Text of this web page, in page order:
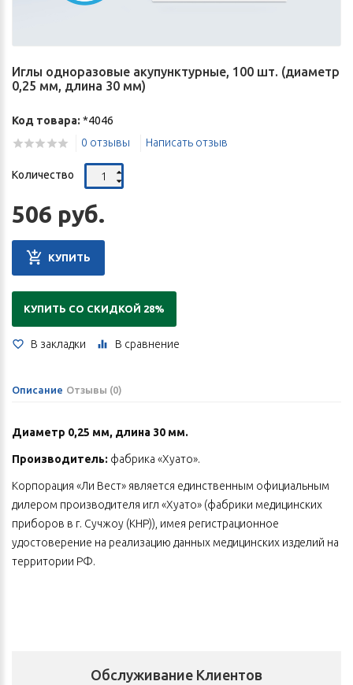
Иглы одноразовые акупунктурные, 100 шт. (диаметр
0,25 мм, длина 30 мм)
Код товара: *4046
0 отзывы
Написать отзыв
Количество
506 руб.
КУПИТЬ
КУПИТЬ СО СКИДКОЙ 28%
В закладки В сравнение
Описание Отзывы (0)
Диаметр 0,25 мм, длина 30 мм.
Производитель: фабрика «Хуато».
Корпорация «Ли Вест» является единственным официальным
дилером производителя игл «Хуато» (фабрики медицинских
приборов в г. Сучжоу (КНР)), имея регистрационное
удостоверение на реализацию данных медицинских изделий на
территории РФ.
изготовлены из нержавеющей стали, обладающей особой
Обслуживание Клиентов